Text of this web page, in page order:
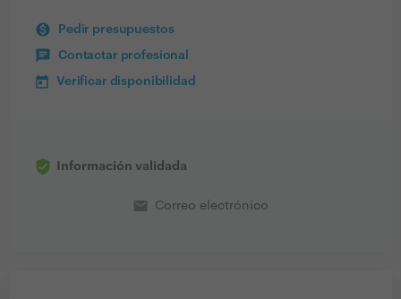
Pedir presupuestos
Contactar profesional
Verificar disponibilidad
Información validada
email Correo electrónico